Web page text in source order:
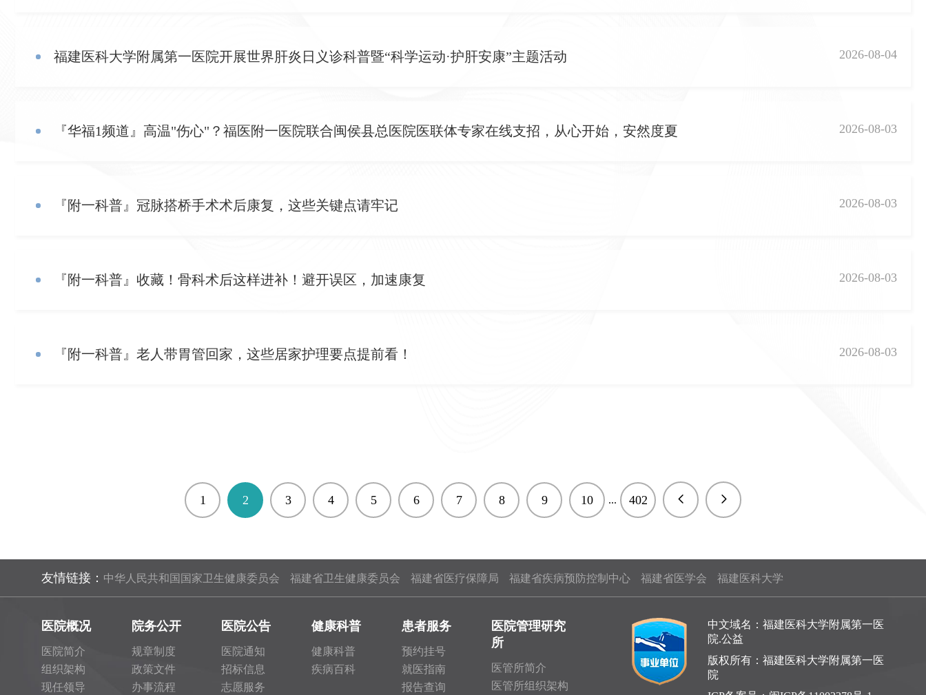
福建医科大学附属第一医院开展世界肝炎日义诊科普暨“科学运动·护肝安康”主题活动 2026-08-04
『华福1频道』高温"伤心"？福医附一医院联合闽侯县总医院医联体专家在线支招，从心开始，安然度夏 2026-08-03
『附一科普』冠脉搭桥手术术后康复，这些关键点请牢记 2026-08-03
『附一科普』收藏！骨科术后这样进补！避开误区，加速康复 2026-08-03
『附一科普』老人带胃管回家，这些居家护理要点提前看！ 2026-08-03
1 2 3 4 5 6 7 8 9 10 ... 402
友情链接： 中华人民共和国国家卫生健康委员会 福建省卫生健康委员会 福建省医疗保障局 福建省疾病预防控制中心 福建省医学会 福建医科大学
医院概况
医院简介
组织架构
现任领导
院务公开
规章制度
政策文件
办事流程
医院公告
医院通知
招标信息
志愿服务
健康科普
健康科普
疾病百科
患者服务
预约挂号
就医指南
报告查询
医院管理研究
所
医管所简介
医管所组织架构
中文域名：福建医科大学附属第一医
院.公益
版权所有：福建医科大学附属第一医
院